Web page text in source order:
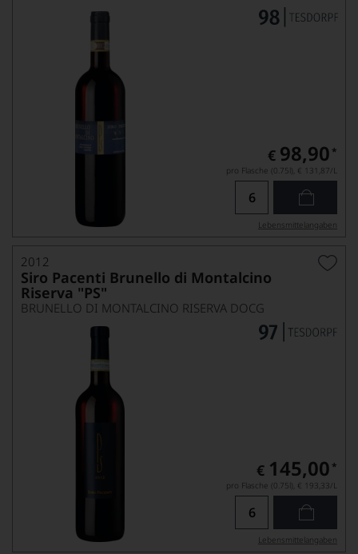
€ 98,90 *
pro Flasche (0.75l), € 131,87/L
Lebensmittel­angaben
2012
Siro Pacenti Brunello di Montalcino
Riserva "PS"
BRUNELLO DI MONTALCINO RISERVA DOCG
€ 145,00 *
pro Flasche (0.75l), € 193,33/L
Lebensmittel­angaben